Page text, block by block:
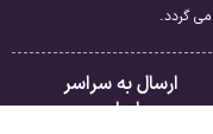
گردد.
ارسال به سراسر
ایران